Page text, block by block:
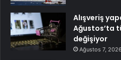
Alışveriş
Ağustos’ta
değişiyor
Ağustos 7, 2026